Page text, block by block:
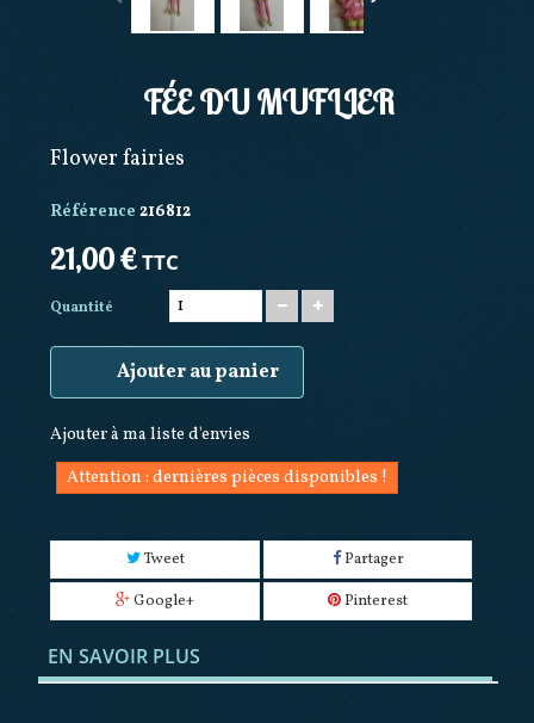
FÉE DU MUFLIER
Flower fairies
Référence 216812
21,00 €TTC
Quantité
Ajouter au panier
Ajouter à ma liste d'envies
Attention : dernières pièces disponibles !
Tweet
Partager
Google+
Pinterest
EN SAVOIR PLUS